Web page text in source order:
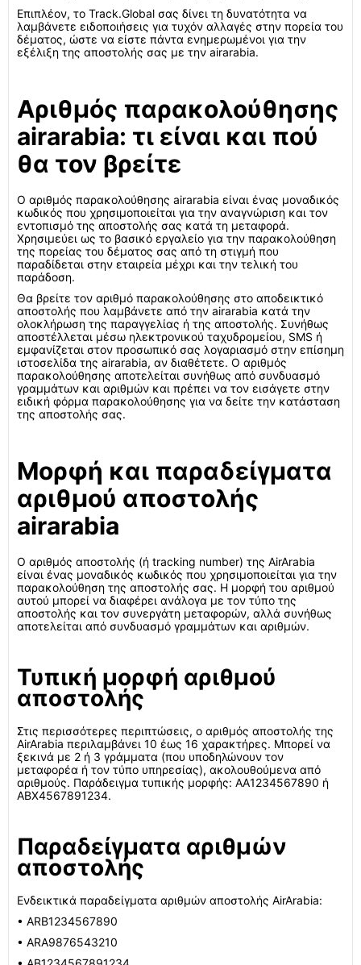
Επιπλέον, το Track.Global σας δίνει τη δυνατότητα να
λαμβάνετε ειδοποιήσεις για τυχόν αλλαγές στην πορεία του
δέματος, ώστε να είστε πάντα ενημερωμένοι για την
εξέλιξη της αποστολής σας με την airarabia.
Αριθμός παρακολούθησης
airarabia: τι είναι και πού
θα τον βρείτε
Ο αριθμός παρακολούθησης airarabia είναι ένας μοναδικός
κωδικός που χρησιμοποιείται για την αναγνώριση και τον
εντοπισμό της αποστολής σας κατά τη μεταφορά.
Χρησιμεύει ως το βασικό εργαλείο για την παρακολούθηση
της πορείας του δέματος σας από τη στιγμή που
παραδίδεται στην εταιρεία μέχρι και την τελική του
παράδοση.
Θα βρείτε τον αριθμό παρακολούθησης στο αποδεικτικό
αποστολής που λαμβάνετε από την airarabia κατά την
ολοκλήρωση της παραγγελίας ή της αποστολής. Συνήθως
αποστέλλεται μέσω ηλεκτρονικού ταχυδρομείου, SMS ή
εμφανίζεται στον προσωπικό σας λογαριασμό στην επίσημη
ιστοσελίδα της airarabia, αν διαθέτετε. Ο αριθμός
παρακολούθησης αποτελείται συνήθως από συνδυασμό
γραμμάτων και αριθμών και πρέπει να τον εισάγετε στην
ειδική φόρμα παρακολούθησης για να δείτε την κατάσταση
της αποστολής σας.
Μορφή και παραδείγματα
αριθμού αποστολής
airarabia
Ο αριθμός αποστολής (ή tracking number) της AirArabia
είναι ένας μοναδικός κωδικός που χρησιμοποιείται για την
παρακολούθηση της αποστολής σας. Η μορφή του αριθμού
αυτού μπορεί να διαφέρει ανάλογα με τον τύπο της
αποστολής και τον συνεργάτη μεταφορών, αλλά συνήθως
αποτελείται από συνδυασμό γραμμάτων και αριθμών.
Τυπική μορφή αριθμού
αποστολής
Στις περισσότερες περιπτώσεις, ο αριθμός αποστολής της
AirArabia περιλαμβάνει 10 έως 16 χαρακτήρες. Μπορεί να
ξεκινά με 2 ή 3 γράμματα (που υποδηλώνουν τον
μεταφορέα ή τον τύπο υπηρεσίας), ακολουθούμενα από
αριθμούς. Παράδειγμα τυπικής μορφής: AA1234567890 ή
ABX4567891234.
Παραδείγματα αριθμών
αποστολής
Ενδεικτικά παραδείγματα αριθμών αποστολής AirArabia:
• ARB1234567890
• ARA9876543210